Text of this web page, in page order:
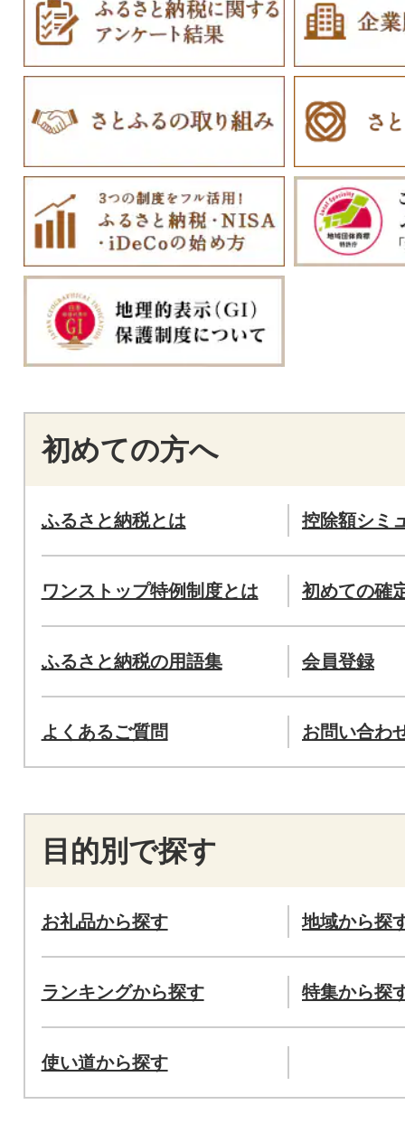
初めての方へ
ふるさと納税とは 控除額シミ
ワンストップ特例制度とは 初めての確
ふるさと納税の用語集 会員登録
よくあるご質問 お問い合わ
目的別で探す
お礼品から探す 地域から探
ランキングから探す 特集から探
使い道から探す